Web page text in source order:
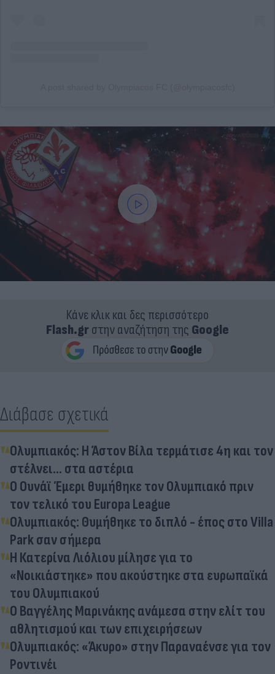
Κάνε κλικ και δες περισσότερο
Flash.grστην αναζήτηση της Google
Διάβασε σχετικά
Ολυμπιακός: Η Άστον Βίλα τερμάτισε 4η και τον
στέλνει... στα αστέρια
Ο Ουνάϊ Έμερι θυμήθηκε τον Ολυμπιακό πριν
τον τελικό του Europa League
Ολυμπιακός: Θυμήθηκε το διπλό - έπος στο Villa
Park σαν σήμερα
Η Κατερίνα Λιόλιου μίλησε για το
«Νοικιάστηκε» που ακούστηκε στα ευρωπαϊκά
του Ολυμπιακού
Ο Βαγγέλης Μαρινάκης ανάμεσα στην ελίτ του
αθλητισμού και των επιχειρήσεων
Ολυμπιακός: «Άκυρο» στην Παραναένσε για τον
Ροντινέι